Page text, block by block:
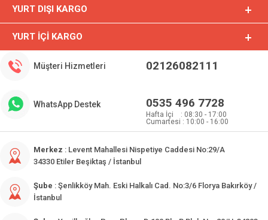
YURT DIŞI KARGO
YURT İÇI KARGO
Müşteri Hizmetleri 02126082111
WhatsApp Destek 0535 496 7728
Hafta İçi : 08:30 - 17:00
Cumartesi : 10:00 - 16:00
Merkez : Levent Mahallesi Nispetiye Caddesi No:29/A
34330 Etiler Beşiktaş / İstanbul
Şube : Şenlikköy Mah. Eski Halkalı Cad. No:3/6 Florya Bakırköy /
İstanbul